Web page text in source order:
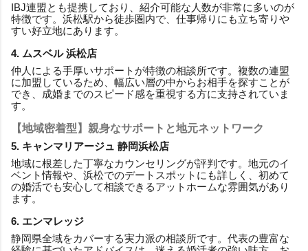
IBJ連盟とも提携しており、紹介可能な人数が非常に多いのが
特徴です。浜松駅から徒歩圏内で、仕事帰りにも立ち寄りや
すい好立地にあります。
4. ムスベル 浜松店
仲人による手厚いサポートが特徴の相談所です。複数の連盟
に加盟しているため、幅広い層の中からお相手を探すことが
でき、成婚までのスピード感を重視する方に支持されていま
す。
【地域密着型】親身なサポートと地元ネットワーク
5. キャンマリアージュ 静岡浜松店
地域に根差した丁寧なカウンセリングが評判です。地元のイ
ベント情報や、浜松でのデートスポットにも詳しく、初めて
の婚活でも安心して相談できるアットホームな雰囲気があり
ます。
6. エンマレッジ
静岡県全域をカバーする実力派の相談所です。代表の豊富な